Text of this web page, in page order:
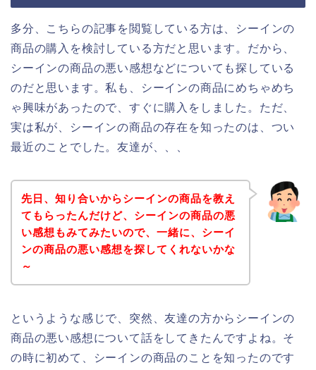
多分、こちらの記事を閲覧している方は、シーインの
商品の購入を検討している方だと思います。だから、
シーインの商品の悪い感想などについても探している
のだと思います。私も、シーインの商品にめちゃめち
ゃ興味があったので、すぐに購入をしました。ただ、
実は私が、シーインの商品の存在を知ったのは、つい
最近のことでした。友達が、、、
先日、知り合いからシーインの商品を教え
てもらったんだけど、シーインの商品の悪
い感想もみてみたいので、一緒に、シーイ
ンの商品の悪い感想を探してくれないかな
～
というような感じで、突然、友達の方からシーインの
商品の悪い感想について話をしてきたんですよね。そ
の時に初めて、シーインの商品のことを知ったのです